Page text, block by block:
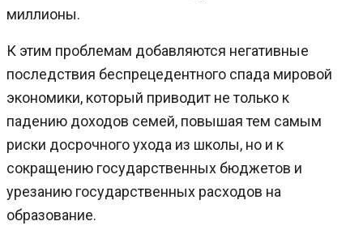
миллионы.
К этим проблемам добавляются негативные
последствия беспрецедентного спада мировой
экономики, который приводит не только к
падению доходов семей, повышая тем самым
риски досрочного ухода из школы, но и к
сокращению государственных бюджетов и
урезанию государственных расходов на
образование.